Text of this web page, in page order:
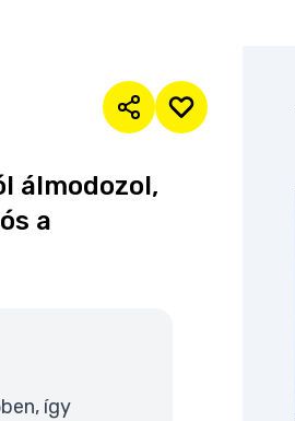
álmodozol,
a
így